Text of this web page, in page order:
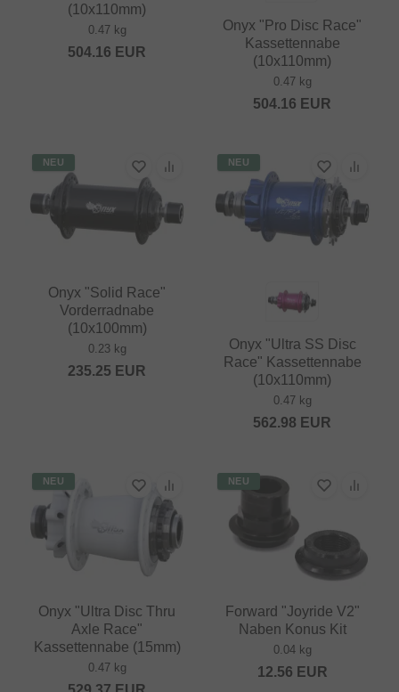
(10x110mm)
0.47 kg
504.16 EUR
Onyx "Pro Disc Race"
Kassettennabe
(10x110mm)
0.47 kg
504.16 EUR
NEU
Onyx "Solid Race"
Vorderradnabe
(10x100mm)
0.23 kg
235.25 EUR
NEU
Onyx "Ultra SS Disc
Race" Kassettennabe
(10x110mm)
0.47 kg
562.98 EUR
NEU
Onyx "Ultra Disc Thru
Axle Race"
Kassettennabe (15mm)
0.47 kg
NEU
Forward "Joyride V2"
Naben Konus Kit
0.04 kg
12.56 EUR